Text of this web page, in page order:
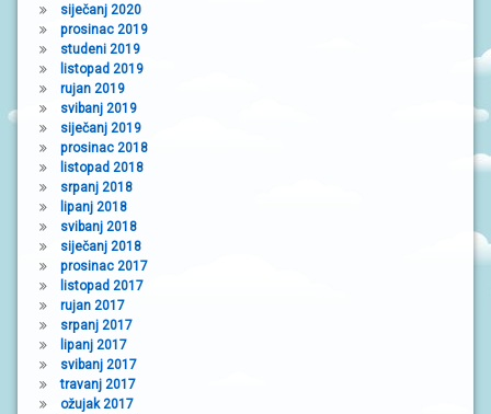
siječanj 2020
prosinac 2019
studeni 2019
listopad 2019
rujan 2019
svibanj 2019
siječanj 2019
prosinac 2018
listopad 2018
srpanj 2018
lipanj 2018
svibanj 2018
siječanj 2018
prosinac 2017
listopad 2017
rujan 2017
srpanj 2017
lipanj 2017
svibanj 2017
travanj 2017
ožujak 2017